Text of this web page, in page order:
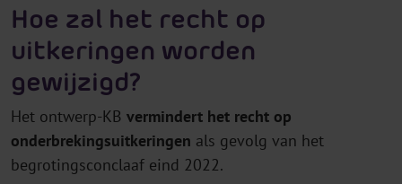
Hoe zal het recht op
uitkeringen worden
gewijzigd?
Het ontwerp-KB vermindert het recht op
onderbrekingsuitkeringen als gevolg van het
begrotingsconclaaf eind 2022.